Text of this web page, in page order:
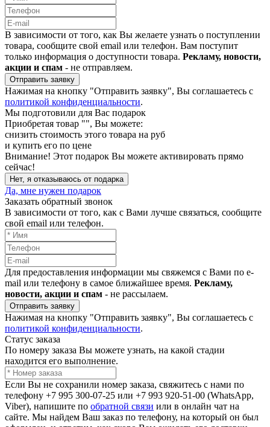
В зависимости от того, как Вы желаете узнать о поступлении
товара, сообщите свой email или телефон. Вам поступит
только информация о доступности товара. Рекламу, новости,
акции и спам - не отправляем.
Отправить заявку
Нажимая на кнопку "Отправить заявку", Вы соглашаетесь с
политикой конфиденциальности.
Мы подготовили для Вас подарок
Приобретая товар "", Вы можете:
снизить стоимость этого товара на руб
и купить его по цене
Внимание! Этот подарок Вы можете активировать прямо
сейчас!
Нет, я отказываюсь от подарка
Да, мне нужен подарок
Заказать обратный звонок
В зависимости от того, как с Вами лучше связаться, сообщите
свой email или телефон.
Для предоставления информации мы свяжемся с Вами по e-
mail или телефону в самое ближайшее время. Рекламу,
новости, акции и спам - не рассылаем.
Отправить заявку
Нажимая на кнопку "Отправить заявку", Вы соглашаетесь с
политикой конфиденциальности.
Статус заказа
По номеру заказа Вы можете узнать, на какой стадии
находится его выполнение.
Если Вы не сохранили номер заказа, свяжитесь с нами по
телефону +7 995 300-07-25 или +7 993 920-51-00 (WhatsApp,
Viber), напишите по обратной связи или в онлайн чат на
сайте. Мы найдем Ваш заказ по телефону, на который он был